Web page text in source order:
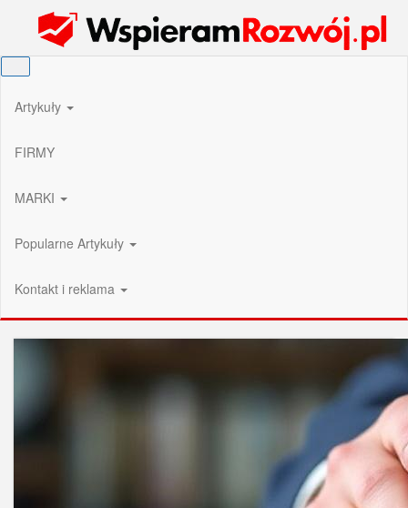
Wspieram Rozwój PL
Artykuły
FIRMY
MARKI
Popularne Artykuły
Kontakt i reklama